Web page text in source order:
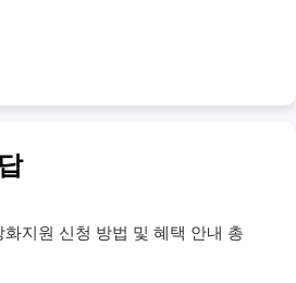
지원 신청 방법 및 혜택 안내 총